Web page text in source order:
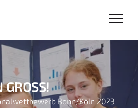
GROSS!
Bonn/Köln 2023